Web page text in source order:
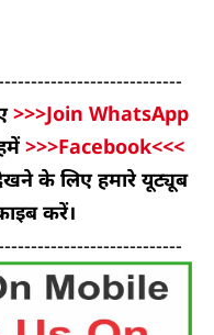
>>>Join WhatsApp
>>>Facebook<<<
के लिए हमारे यूट्यूब
करें।